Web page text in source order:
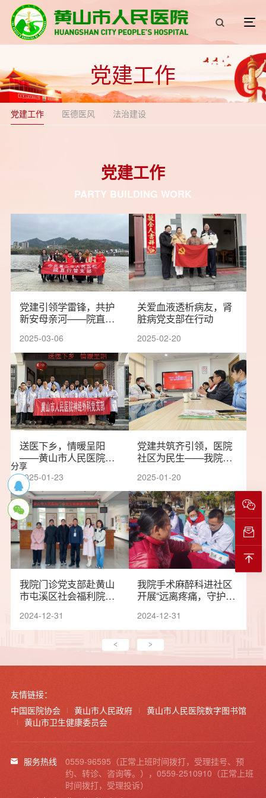
党建工作
党建工作 医德医风 法治建设
党建工作
PARTY BUILDING WORK
党建引领学雷锋，共护
新安母亲河——院直行
态保护主题党日行动
2025-03-06
关爱血液透析病友，肾
脏病党支部在行动
2025-02-20
送医下乡，情暖呈阳
——黄山市人民医院神
经外科党支部送医下乡
活动
2025-01-23
党建共筑齐引领，医院
社区为民生——我院药
院开展2025年首季共建
活动
2025-01-20
我院门诊党支部赴黄山
市屯溪区社会福利院开
2024-12-31
我院手术麻醉科进社区
开展“远离疼痛，守护健
2024-12-31
< >
友情链接：
中国医院协会
黄山市人民政府
黄山市人民医院数字图书馆
黄山市卫生健康委员会
服务热线
0559-96595（正常上班时间拨打，受理挂号、预
约、转诊、咨询等。），0559-2510910（正常上班
时间拨打，受理投诉）
分享